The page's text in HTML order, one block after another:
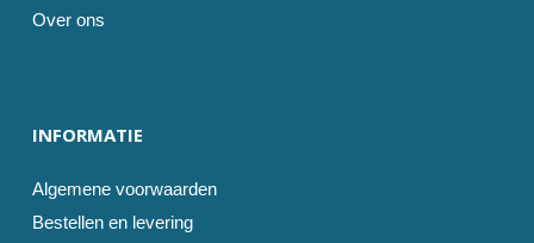
Over ons
INFORMATIE
Algemene voorwaarden
Bestellen en levering